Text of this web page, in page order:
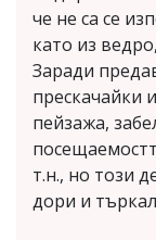
че не са се
като из
Заради
прескачайки
пейзажа,
т.н., но този
дори и